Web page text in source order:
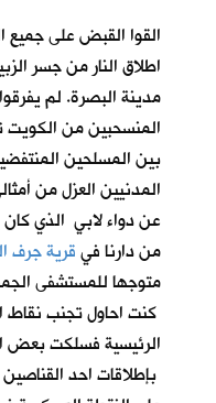
القوا القبض على جميع
اطلاق النار من جسر
مدينة البصرة. لم
المنسحبين من الكويت
بين المسلحين
المدنيين العزل من
عن دواء لابي الذي
من دارنا فيقرية جرف
متوجها للمستشفى
كنت احاول تجنب نقاط
الرئيسية فسلكت بعض
بإطلاقات احد